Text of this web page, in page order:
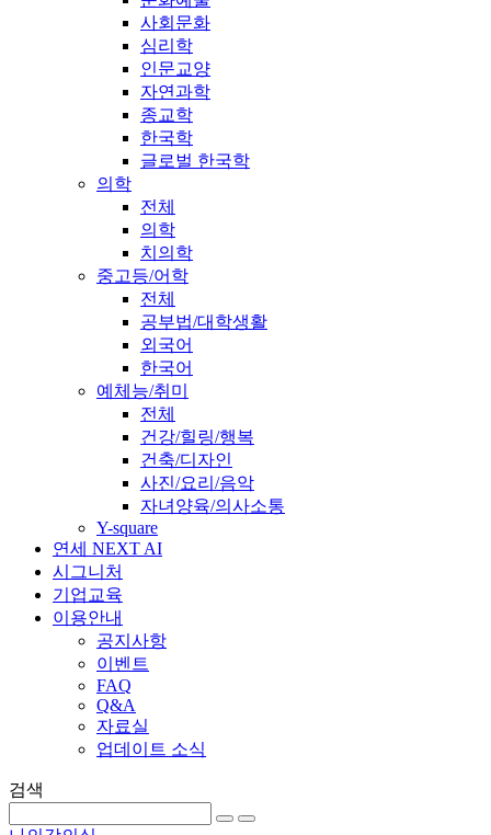
사회문화
심리학
인문교양
자연과학
종교학
한국학
글로벌 한국학
의학
전체
의학
치의학
중고등/어학
전체
공부법/대학생활
외국어
한국어
예체능/취미
전체
건강/힐링/행복
건축/디자인
사진/요리/음악
자녀양육/의사소통
Y-square
연세 NEXT AI
시그니처
기업교육
이용안내
공지사항
이벤트
FAQ
Q&A
자료실
업데이트 소식
검색